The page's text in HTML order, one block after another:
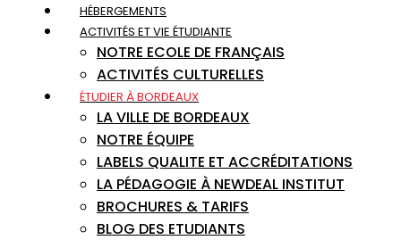
HÉBERGEMENTS
ACTIVITÉS ET VIE ÉTUDIANTE
NOTRE ECOLE DE FRANÇAIS
ACTIVITÉS CULTURELLES
ÉTUDIER À BORDEAUX
LA VILLE DE BORDEAUX
NOTRE ÉQUIPE
LABELS QUALITE ET ACCRÉDITATIONS
LA PÉDAGOGIE À NEWDEAL INSTITUT
BROCHURES & TARIFS
BLOG DES ETUDIANTS